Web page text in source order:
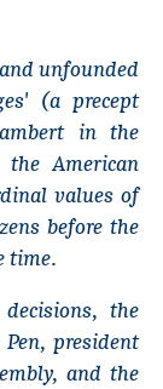
unfounded
(a precept
in the
American
values of
before the
time.
the
president
and the